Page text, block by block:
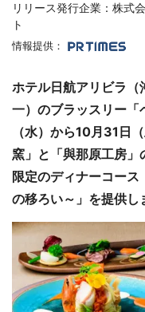
リリース発行企業：株式
ト
情報提供：
ホテル日航アリビラ
一）のブラッスリー
（水）から10月31日
窯」と「與那原工房
限定のディナーコー
の移ろい～」を提供し